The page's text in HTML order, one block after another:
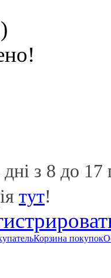
з 8 до 17
тут!
Корзина покупок